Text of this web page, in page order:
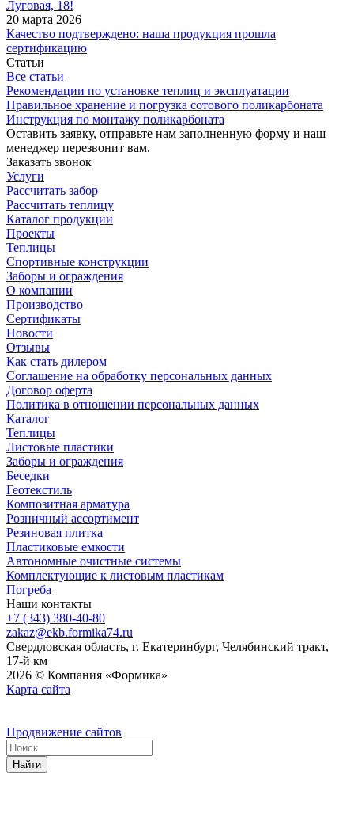
Луговая, 18!
20 марта 2026
Качество подтверждено: наша продукция прошла
сертификацию
Статьи
Все статьи
Рекомендации по установке теплиц и эксплуатации
Правильное хранение и погрузка сотового поликарбоната
Инструкция по монтажу поликарбоната
Оставить заявку, отправьте нам заполненную форму и наш
менеджер перезвонит вам.
Заказать звонок
Услуги
Рассчитать забор
Рассчитать теплицу
Каталог продукции
Проекты
Теплицы
Спортивные конструкции
Заборы и ограждения
О компании
Производство
Сертификаты
Новости
Отзывы
Как стать дилером
Соглашение на обработку персональных данных
Договор оферта
Политика в отношении персональных данных
Каталог
Теплицы
Листовые пластики
Заборы и ограждения
Беседки
Геотекстиль
Композитная арматура
Розничный ассортимент
Резиновая плитка
Пластиковые емкости
Автономные очистные системы
Комплектующие к листовым пластикам
Погреба
Наши контакты
+7 (343) 380-40-80
zakaz@ekb.formika74.ru
Свердловская область, г. Екатеринбург, Челябинский тракт,
17-й км
2026 © Компания «Формика»
Карта сайта
Продвижение сайтов
Найти